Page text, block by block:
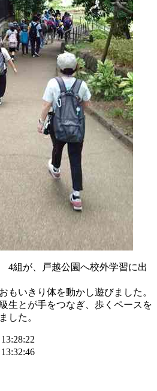
組が、戸越公園へ校外学習に出
もいきり体を動かし遊びました。
生とが手をつなぎ、歩くペースを
した。